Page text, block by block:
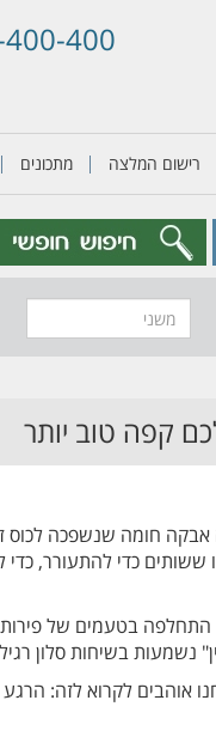
400
רישום המלצה מתכונים
קפה טוב יותר
חומה שנשפכה לכוס
כדי להתעורר,
בטעמים של פירות
נשמעות בשיחות סלון
לקרוא לזה: הרגע